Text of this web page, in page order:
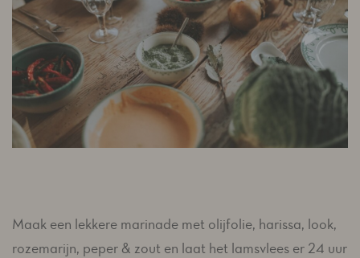
Maak een lekkere marinade met olijfolie, harissa, look,
rozemarijn, peper & zout en laat het lamsvlees er 24 uur